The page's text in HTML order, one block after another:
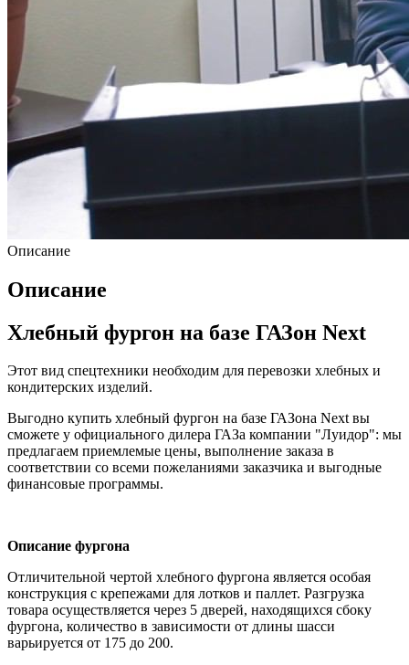
Описание
Описание
Хлебный фургон на базе ГАЗон Next
Этот вид спецтехники необходим для перевозки хлебных и
кондитерских изделий.
Выгодно купить хлебный фургон на базе ГАЗона Next вы
сможете у официального дилера ГАЗа компании "Луидор": мы
предлагаем приемлемые цены, выполнение заказа в
соответствии со всеми пожеланиями заказчика и выгодные
финансовые программы.
Описание фургона
Отличительной чертой хлебного фургона является особая
конструкция с крепежами для лотков и паллет. Разгрузка
товара осуществляется через 5 дверей, находящихся сбоку
фургона, количество в зависимости от длины шасси
варьируется от 175 до 200.